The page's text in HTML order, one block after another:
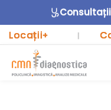
Consultații
Locații+ |